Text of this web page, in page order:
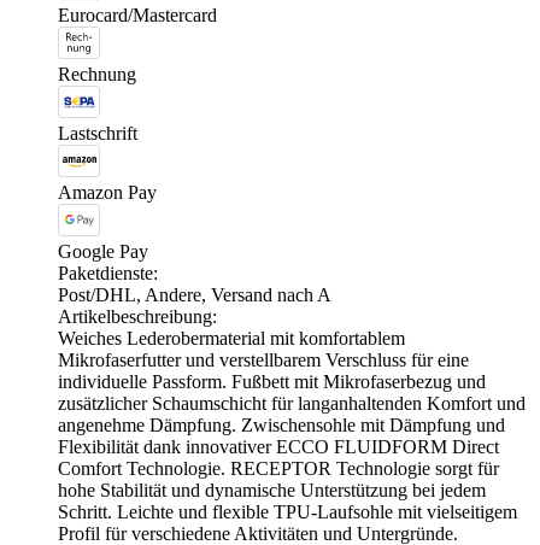
Eurocard/Mastercard
Rechnung
Lastschrift
Amazon Pay
Google Pay
Paketdienste:
Post/DHL, Andere, Versand nach A
Artikelbeschreibung:
Weiches Lederobermaterial mit komfortablem
Mikrofaserfutter und verstellbarem Verschluss für eine
individuelle Passform. Fußbett mit Mikrofaserbezug und
zusätzlicher Schaumschicht für langanhaltenden Komfort und
angenehme Dämpfung. Zwischensohle mit Dämpfung und
Flexibilität dank innovativer ECCO FLUIDFORM Direct
Comfort Technologie. RECEPTOR Technologie sorgt für
hohe Stabilität und dynamische Unterstützung bei jedem
Schritt. Leichte und flexible TPU-Laufsohle mit vielseitigem
Profil für verschiedene Aktivitäten und Untergründe.